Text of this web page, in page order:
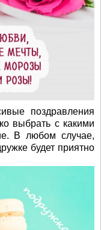
поздравления
выбрать с какими
В любом случае,
будет приятно